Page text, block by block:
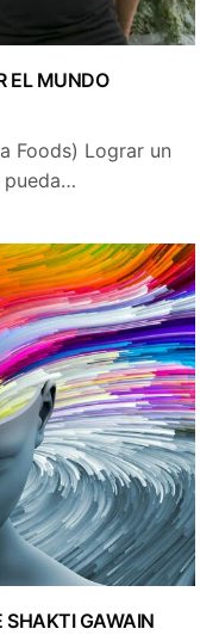
EL MUNDO
Foods) Lograr un
pueda…
SHAKTI GAWAIN